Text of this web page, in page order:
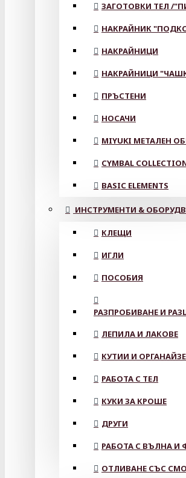
ЗАГОТОВКИ ТЕЛ /
НАКРАЙНИК
НАКРАЙНИЦИ
НАКРАЙНИЦИ
ПРЪСТЕНИ
НОСАЧИ
MIYUKI МЕТАЛЕН
CYMBAL
BASIC ELEMENTS
ИНСТРУМЕНТИ &
КЛЕЩИ
ИГЛИ
ПОСОБИЯ
РАЗПРОБИВАНЕ И
ЛЕПИЛА И ЛАКОВЕ
КУТИИ И
РАБОТА С ТЕЛ
КУКИ ЗА КРОШЕ
ДРУГИ
РАБОТА С ВЪЛНА И
ОТЛИВАНЕ СЪС